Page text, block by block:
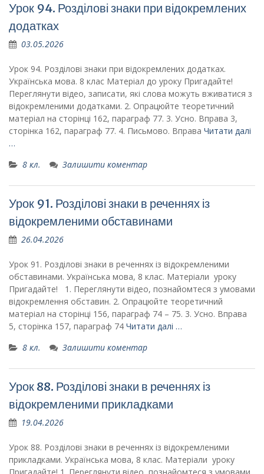
Урок 94. Розділові знаки при відокремлених
додатках
03.05.2026
Урок 94. Розділові знаки при відокремлених додатках.
Українська мова. 8 клас Матеріал до уроку Пригадайте!
Переглянути відео, записати, які слова можуть вживатися з
відокремленими додатками. 2. Опрацюйте теоретичний
матеріал на сторінці 162, параграф 77. 3. Усно. Вправа 3,
сторінка 162, параграф 77. 4. Письмово. Вправа Читати далі
…
8 кл.
Залишити коментар
Урок 91. Розділові знаки в реченнях із
відокремленими обставинами
26.04.2026
Урок 91. Розділові знаки в реченнях із відокремленими
обставинами. Українська мова, 8 клас. Матеріали уроку
Пригадайте! 1. Переглянути відео, познайомтеся з умовами
відокремлення обставин. 2. Опрацюйте теоретичний
матеріал на сторінці 156, параграф 74 – 75. 3. Усно. Вправа
5, сторінка 157, параграф 74 Читати далі …
8 кл.
Залишити коментар
Урок 88. Розділові знаки в реченнях із
відокремленими прикладками
19.04.2026
Урок 88. Розділові знаки в реченнях із відокремленими
прикладками. Українська мова, 8 клас. Матеріали уроку